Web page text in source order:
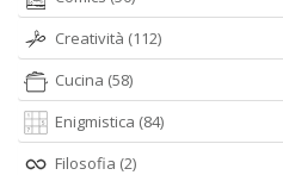
Creatività (112)
Cucina (58)
Enigmistica (84)
Filosofia (2)